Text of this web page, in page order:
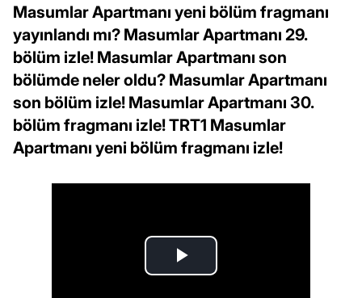
Masumlar Apartmanı yeni bölüm fragmanı
yayınlandı mı? Masumlar Apartmanı 29.
bölüm izle! Masumlar Apartmanı son
bölümde neler oldu? Masumlar Apartmanı
son bölüm izle! Masumlar Apartmanı 30.
bölüm fragmanı izle! TRT1 Masumlar
Apartmanı yeni bölüm fragmanı izle!